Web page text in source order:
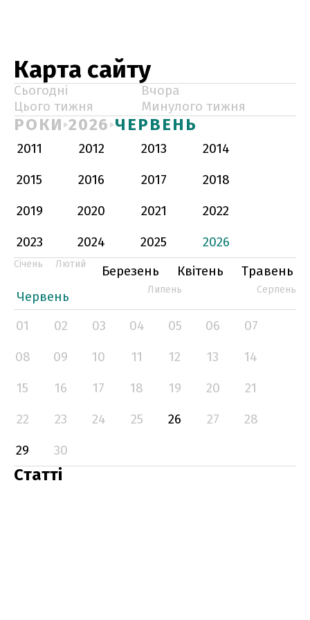
Карта сайту
Сьогодні
Вчора
Цього тижня
Минулого тижня
РОКИ 2026 ЧЕРВЕНЬ
2011 2012 2013
2014
2015
2016 2017
2018
2019
2020 2021
2022
2023
2024 2025 2026
Січень Лютий Березень Квітень
Травень
Червень
Липень Серпень
01 02 03 04 05 06
07
08
09 10 11 12 13
14
15
16 17 18 19 20
21
22
23 24 25 26 27
28
29
30
Статті